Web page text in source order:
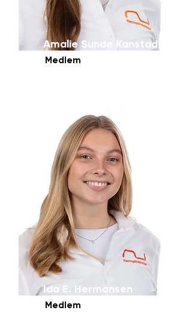
Amalie Sunde Kanstad
Medlem
Ida E. Hermansen
Medlem